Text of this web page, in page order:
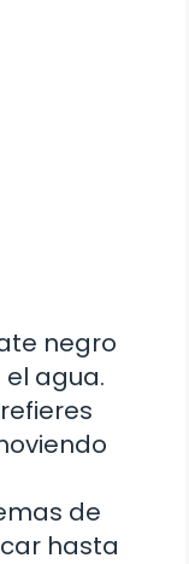
negro
agua.
de
hasta